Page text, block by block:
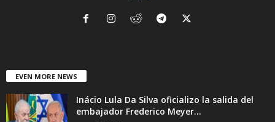
EVEN MORE NEWS
Inácio Lula Da Silva oficializo la salida del
embajador Frederico Meyer...